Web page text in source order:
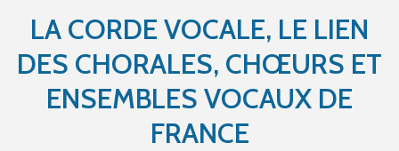
LA CORDE VOCALE, LE LIEN
DES CHORALES, CHŒURS ET
ENSEMBLES VOCAUX DE
FRANCE